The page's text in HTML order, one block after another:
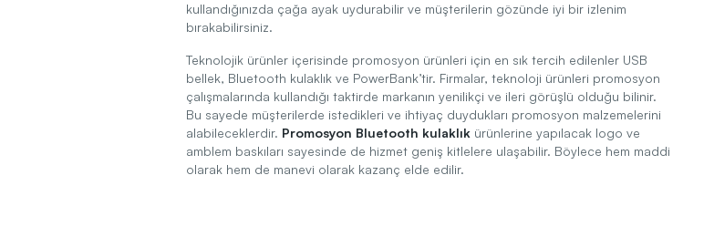
kullandığınızda çağa ayak uydurabilir ve müşterilerin gözünde iyi bir izlenim
bırakabilirsiniz.
Teknolojik ürünler içerisinde promosyon ürünleri için en sık tercih edilenler USB
bellek, Bluetooth kulaklık ve PowerBank’tir. Firmalar, teknoloji ürünleri promosyon
çalışmalarında kullandığı taktirde markanın yenilikçi ve ileri görüşlü olduğu bilinir.
Bu sayede müşterilerde istedikleri ve ihtiyaç duydukları promosyon malzemelerini
alabileceklerdir. Promosyon Bluetooth kulaklık ürünlerine yapılacak logo ve
amblem baskıları sayesinde de hizmet geniş kitlelere ulaşabilir. Böylece hem maddi
olarak hem de manevi olarak kazanç elde edilir.